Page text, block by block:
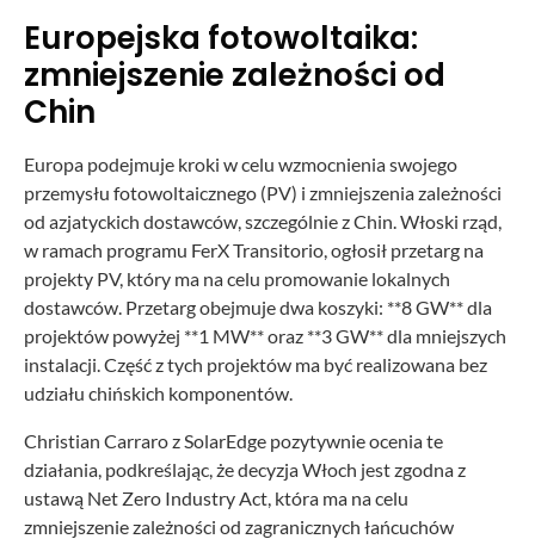
Europejska fotowoltaika:
zmniejszenie zależności od
Chin
Europa podejmuje kroki w celu wzmocnienia swojego
przemysłu fotowoltaicznego (PV) i zmniejszenia zależności
od azjatyckich dostawców, szczególnie z Chin. Włoski rząd,
w ramach programu FerX Transitorio, ogłosił przetarg na
projekty PV, który ma na celu promowanie lokalnych
dostawców. Przetarg obejmuje dwa koszyki: **8 GW** dla
projektów powyżej **1 MW** oraz **3 GW** dla mniejszych
instalacji. Część z tych projektów ma być realizowana bez
udziału chińskich komponentów.
Christian Carraro z SolarEdge pozytywnie ocenia te
działania, podkreślając, że decyzja Włoch jest zgodna z
ustawą Net Zero Industry Act, która ma na celu
zmniejszenie zależności od zagranicznych łańcuchów